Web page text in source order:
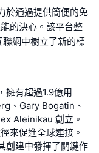
於通過提供簡便的免
的決心。該平台整
網中樹立了新的標
擁有超過1.9億用
、Gary Bogatin、
Aleinikau 創立。
來促進全球連接。
建中發揮了關鍵作